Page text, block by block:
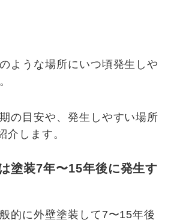
ような場所にいつ頃発生しや
の目安や、発生しやすい場所
介します。
塗装7年〜15年後に発生す
的に外壁塗装して7〜15年後